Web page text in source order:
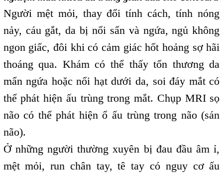
Người mệt mỏi, thay đổi tính cách, tính nóng
nảy, cáu gắt, da bị nổi sẩn và ngứa, ngủ không
ngon giấc, đôi khi có cảm giác hốt hoảng sợ hãi
thoáng qua. Khám có thể thấy tổn thương da
mẩn ngứa hoặc nổi hạt dưới da, soi đáy mắt có
thể phát hiện ấu trùng trong mắt. Chụp MRI sọ
não có thể phát hiện ổ ấu trùng trong não (sán
não).
Ở những người thường xuyên bị đau đầu âm ỉ,
mệt mỏi, run chân tay, tê tay có nguy cơ ấu